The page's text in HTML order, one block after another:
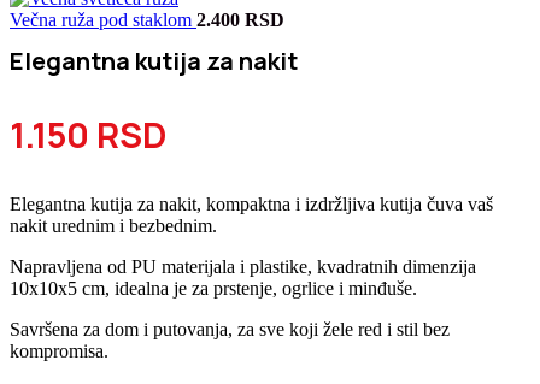
Večna ruža pod staklom 2.400 RSD
Elegantna kutija za nakit
1.150 RSD
Elegantna kutija za nakit, kompaktna i izdržljiva kutija čuva vaš
nakit urednim i bezbednim.
Napravljena od PU materijala i plastike, kvadratnih dimenzija
10x10x5 cm, idealna je za prstenje, ogrlice i minđuše.
Savršena za dom i putovanja, za sve koji žele red i stil bez
kompromisa.